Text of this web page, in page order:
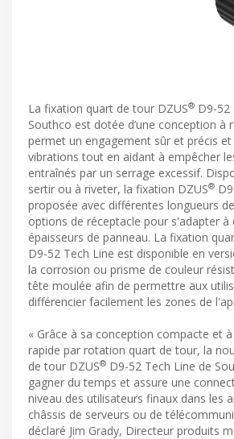
La fixation quart de tour DZUS® D9-52
Southco est dotée d’une conception à
permet un engagement sûr et précis
vibrations tout en aidant à empêcher
entraînés par un serrage excessif.
sertir ou à riveter, la fixation DZUS®
proposée avec différentes longueurs
options de réceptacle pour s'adapter à
épaisseurs de panneau. La fixation
D9-52 Tech Line est disponible en
la corrosion ou prisme de couleur
tête moulée afin de permettre aux
différencier facilement les zones de
« Grâce à sa conception compacte et
rapide par rotation quart de tour, la
de tour DZUS® D9-52 Tech Line de
gagner du temps et assure une
niveau des utilisateurs finaux dans les
châssis de serveurs ou de
déclaré Jim Grady, Directeur produits